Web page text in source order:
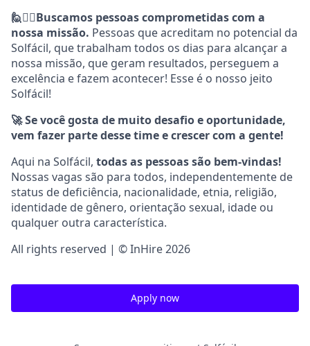
🙋💁‍♀️Buscamos pessoas comprometidas com a
nossa missão. Pessoas que acreditam no potencial da
Solfácil, que trabalham todos os dias para alcançar a
nossa missão, que geram resultados, perseguem a
excelência e fazem acontecer! Esse é o nosso jeito
Solfácil!
🚀 Se você gosta de muito desafio e oportunidade,
vem fazer parte desse time e crescer com a gente!
Aqui na Solfácil, todas as pessoas são bem-vindas!
Nossas vagas são para todos, independentemente de
status de deficiência, nacionalidade, etnia, religião,
identidade de gênero, orientação sexual, idade ou
qualquer outra característica.
All rights reserved | © InHire 2026
Apply now